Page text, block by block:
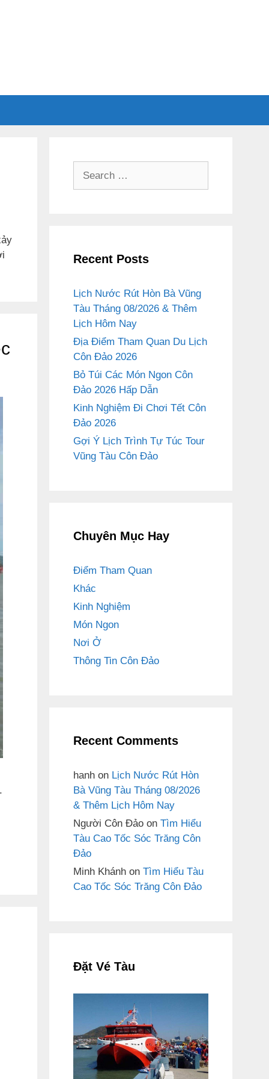
Recent Posts
Lịch Nước Rút Hòn Bà Vũng
Tàu Tháng 08/2026 & Thêm
Lịch Hôm Nay
Địa Điểm Tham Quan Du Lịch
Côn Đảo 2026
Bỏ Túi Các Món Ngon Côn
Đảo 2026 Hấp Dẫn
Kinh Nghiệm Đi Chơi Tết Côn
Đảo 2026
Gợi Ý Lịch Trình Tự Túc Tour
Vũng Tàu Côn Đảo
Chuyên Mục Hay
Điểm Tham Quan
Khác
Kinh Nghiệm
Món Ngon
Nơi Ở
Thông Tin Côn Đảo
Recent Comments
hanhon Lịch Nước Rút Hòn
Bà Vũng Tàu Tháng 08/2026
& Thêm Lịch Hôm Nay
Người Côn Đảoon Tìm Hiểu
Tàu Cao Tốc Sóc Trăng Côn
Đảo
Minh Khánhon Tìm Hiểu Tàu
Cao Tốc Sóc Trăng Côn Đảo
Đặt Vé Tàu